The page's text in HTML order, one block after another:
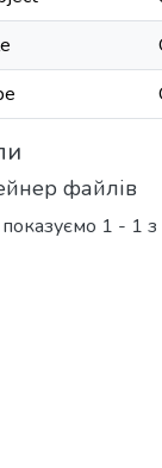
файлів
1 - 1 з